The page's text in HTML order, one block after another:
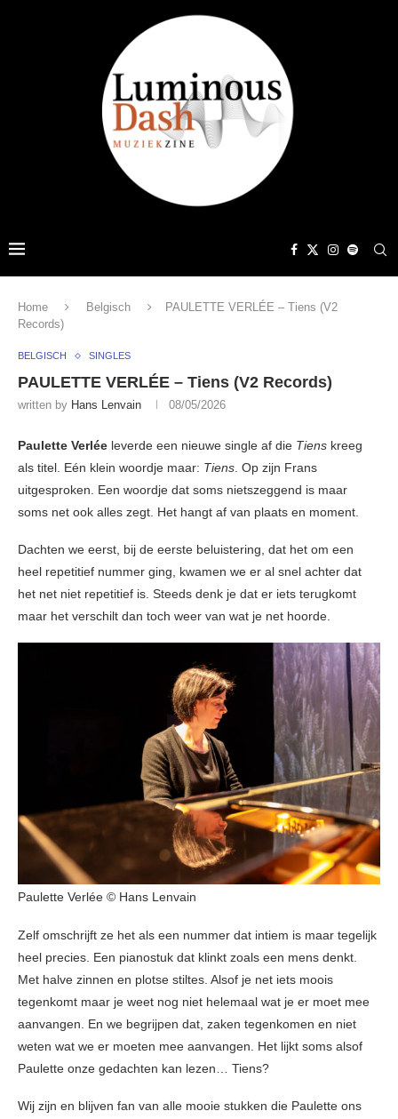
Home Belgisch
PAULETTE VERLÉE – Tiens (V2
Records)
BELGISCH SINGLES
PAULETTE VERLÉE – Tiens (V2 Records)
written by Hans Lenvain 08/05/2026
Paulette Verlée leverde een nieuwe single af die Tiens kreeg
als titel. Eén klein woordje maar: Tiens. Op zijn Frans
uitgesproken. Een woordje dat soms nietszeggend is maar
soms net ook alles zegt. Het hangt af van plaats en moment.
Dachten we eerst, bij de eerste beluistering, dat het om een
heel repetitief nummer ging, kwamen we er al snel achter dat
het net niet repetitief is. Steeds denk je dat er iets terugkomt
maar het verschilt dan toch weer van wat je net hoorde.
Paulette Verlée © Hans Lenvain
Zelf omschrijft ze het als een nummer dat intiem is maar tegelijk
heel precies. Een pianostuk dat klinkt zoals een mens denkt.
Met halve zinnen en plotse stiltes. Alsof je net iets moois
tegenkomt maar je weet nog niet helemaal wat je er moet mee
aanvangen. En we begrijpen dat, zaken tegenkomen en niet
weten wat we er moeten mee aanvangen. Het lijkt soms alsof
Paulette onze gedachten kan lezen… Tiens?
Wij zijn en blijven fan van alle mooie stukken die Paulette ons